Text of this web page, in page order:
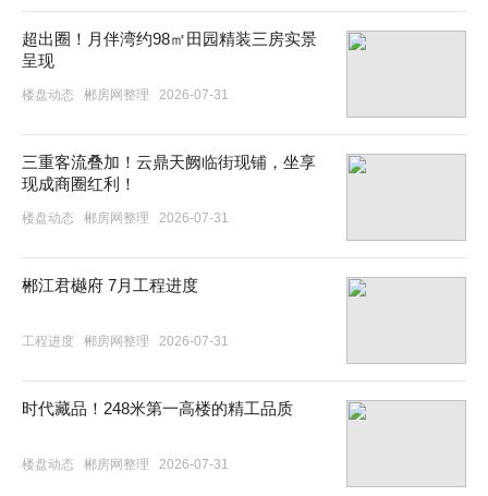
超出圈！月伴湾约98㎡田园精装三房实景
呈现
楼盘动态 郴房网整理 2026-07-31
三重客流叠加！云鼎天阙临街现铺，坐享
现成商圈红利！
楼盘动态 郴房网整理 2026-07-31
郴江君樾府 7月工程进度
工程进度 郴房网整理 2026-07-31
时代藏品！248米第一高楼的精工品质
楼盘动态 郴房网整理 2026-07-31